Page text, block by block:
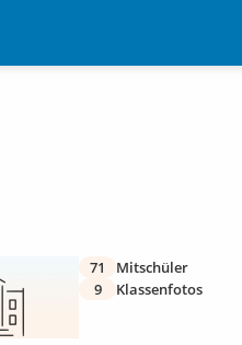
71
Mitschüler
9
Klassenfotos